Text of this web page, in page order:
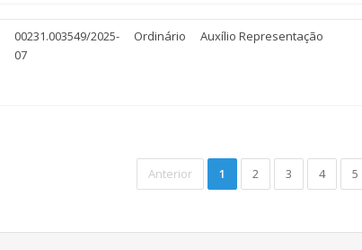
00231.003549/2025-
07
Ordinário Auxílio Representação
Anterior 1 (current)
2 3 4 5